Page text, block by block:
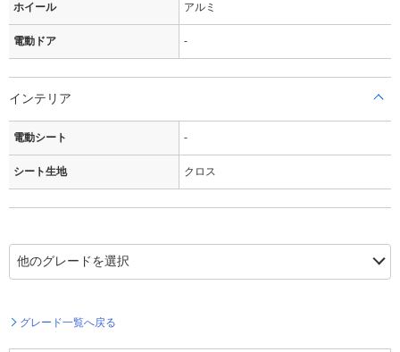
ホイール アルミ
電動ドア -
インテリア
電動シート -
シート生地 クロス
グレード一覧へ戻る